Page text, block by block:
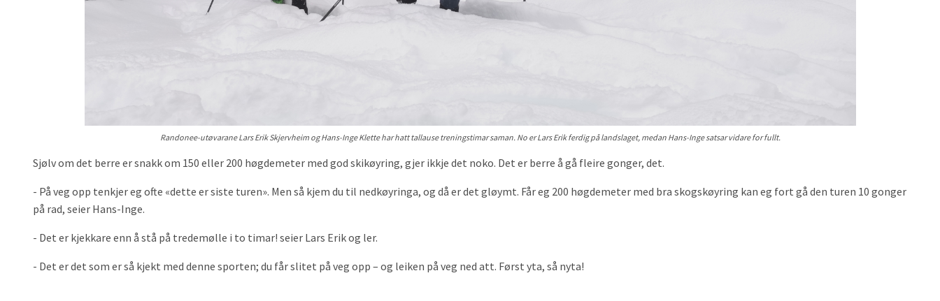
Randonee-utøvarane Lars Erik Skjervheim og Hans-Inge Klette har hatt tallause treningstimar saman. No er Lars Erik ferdig på landslaget, medan Hans-Inge satsar vidare for fullt.
Sjølv om det berre er snakk om 150 eller 200 høgdemeter med god skikøyring, gjer ikkje det noko. Det er berre å gå fleire gonger, det.
- På veg opp tenkjer eg ofte «dette er siste turen». Men så kjem du til nedkøyringa, og då er det gløymt. Får eg 200 høgdemeter med bra skogskøyring kan eg fort gå den turen 10 gonger
på rad, seier Hans-Inge.
- Det er kjekkare enn å stå på tredemølle i to timar! seier Lars Erik og ler.
- Det er det som er så kjekt med denne sporten; du får slitet på veg opp – og leiken på veg ned att. Først yta, så nyta!